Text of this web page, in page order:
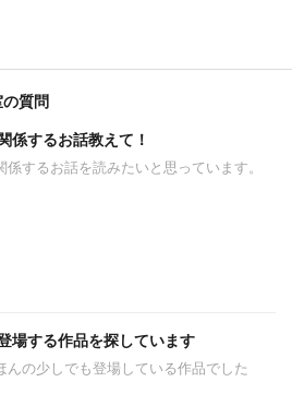
質問
係するお話教えて！
係するお話を読みたいと思っています。
場する作品を探しています
んの少しでも登場している作品でした